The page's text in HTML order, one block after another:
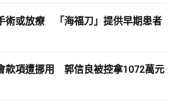
術或放療 「海福刀」提供早期患者
款項遭挪用 郭信良被控拿1072萬元